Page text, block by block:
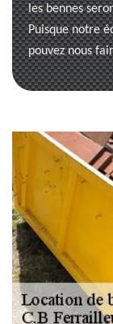
les bennes
Puisque notre
pouvez nous